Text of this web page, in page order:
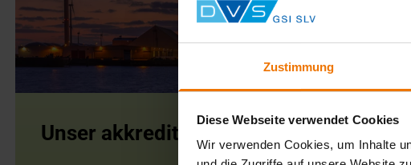
Zustimmung
Diese Webseite verwendet Cookies
Wir verwenden Cookies, um Inhalte
Unser akkreditiertes Prüflabor – Ihr